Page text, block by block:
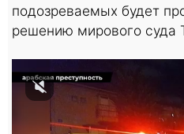
подозреваемых будет
решению мирового суда